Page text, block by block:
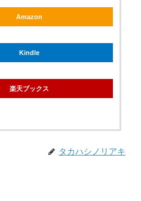
Amazon
Kindle
楽天ブックス
タカハシノリアキ